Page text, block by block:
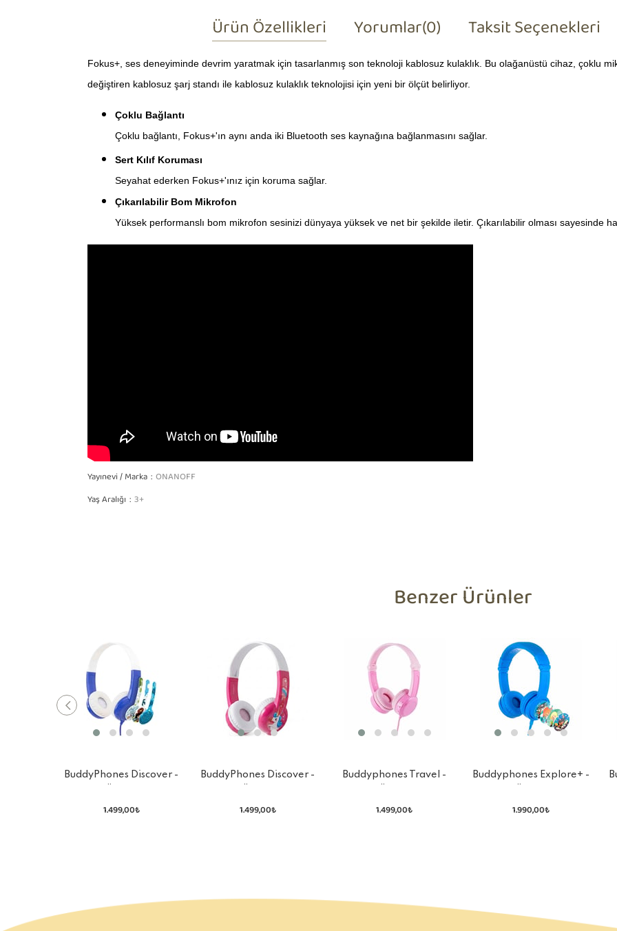
Ürün Özellikleri Yorumlar(0) Taksit Seçenekleri
Fokus+, ses deneyiminde devrim yaratmak için tasarlanmış son teknoloji kablosuz kulaklık. Bu olağanüstü cihaz, çoklu
değiştiren kablosuz şarj standı ile kablosuz kulaklık teknolojisi için yeni bir ölçüt belirliyor.
Çoklu Bağlantı
Çoklu bağlantı, Fokus+'ın aynı anda iki Bluetooth ses kaynağına bağlanmasını sağlar.
Sert Kılıf Koruması
Seyahat ederken Fokus+'ınız için koruma sağlar.
Çıkarılabilir Bom Mikrofon
Yüksek performanslı bom mikrofon sesinizi dünyaya yüksek ve net bir şekilde iletir. Çıkarılabilir olması sayesinde
Yayınevi / Marka ONANOFF
Yaş Aralığı 3+
Benzer Ürünler
BuddyPhones Discover -
1.499,00₺
BuddyPhones Discover -
1.499,00₺
Buddyphones Travel -
1.499,00₺
Buddyphones Explore+ -
1.990,00₺